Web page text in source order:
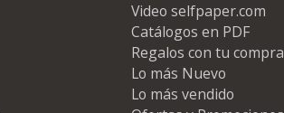
Video selfpaper.com
Catálogos en PDF
Regalos con tu compra
Lo más Nuevo
Lo más vendido